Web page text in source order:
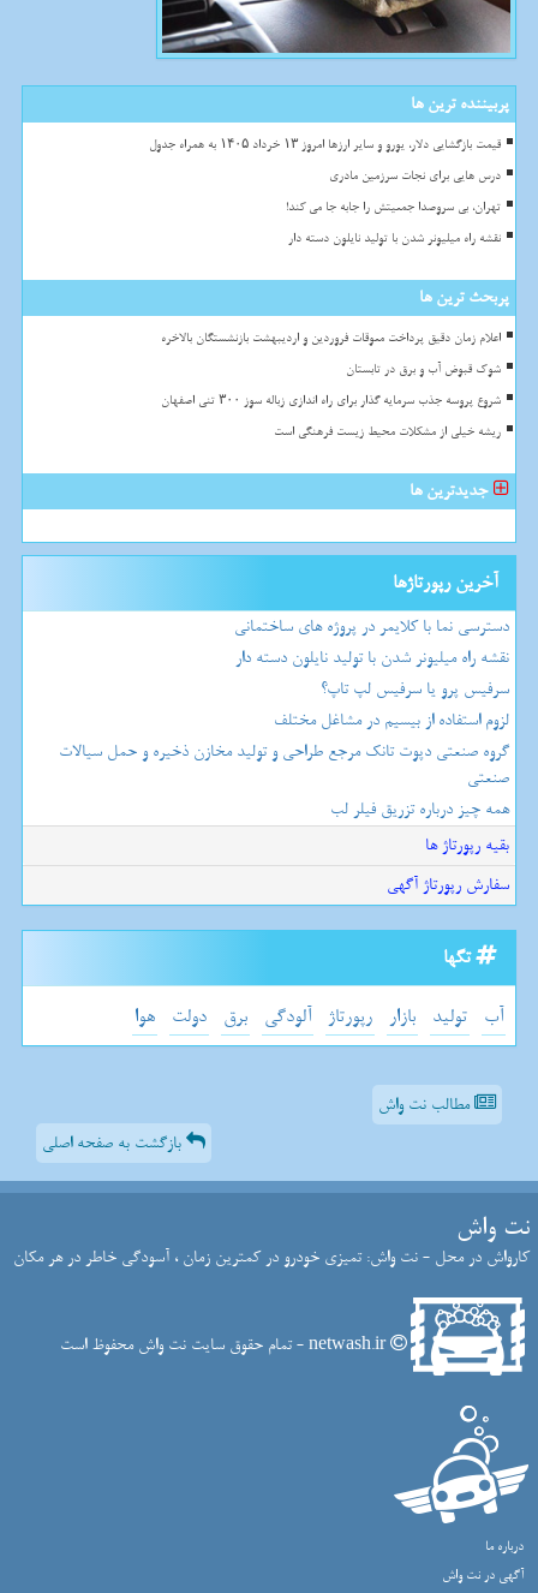
پربیننده ترین ها
قیمت بازگشایی دلار، یورو و سایر ارزها امروز ۱۳ خرداد ۱۴۰۵ به همراه جدول
درس هایی برای نجات سرزمین مادری
تهران، بی سروصدا جمعیتش را جابه جا می کند!
نقشه راه میلیونر شدن با تولید نایلون دسته دار
پربحث ترین ها
اعلام زمان دقیق پرداخت معوقات فروردین و اردیبهشت بازنشستگان بالاخره
شوک قبوض آب و برق در تابستان
شروع پروسه جذب سرمایه گذار برای راه اندازی زباله سوز ۳۰۰ تنی اصفهان
ریشه خیلی از مشکلات محیط زیست فرهنگی است
جدیدترین ها
آخرین رپورتاژها
دسترسی نما با کلایمر در پروژه های ساختمانی
نقشه راه میلیونر شدن با تولید نایلون دسته دار
سرفیس پرو یا سرفیس لپ تاپ؟
لزوم استفاده از بیسیم در مشاغل مختلف
گروه صنعتی دپوت تانک مرجع طراحی و تولید مخازن ذخیره و حمل سیالات
صنعتی
همه چیز درباره تزریق فیلر لب
بقیه رپورتاژ ها
سفارش رپورتاژ آگهی
تگها
آب تولید بازار رپورتاژ آلودگی برق دولت هوا
مطالب نت واش
بازگشت به صفحه اصلی
نت واش
کارواش در محل - نت واش: تمیزی خودرو در کمترین زمان ، آسودگی خاطر در هر مکان
netwash.ir - تمام حقوق سایت نت واش محفوظ است
درباره ما
آگهی در نت واش